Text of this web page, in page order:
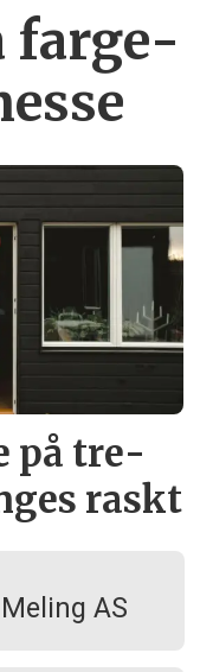
farge­
på tre­
raskt
AS